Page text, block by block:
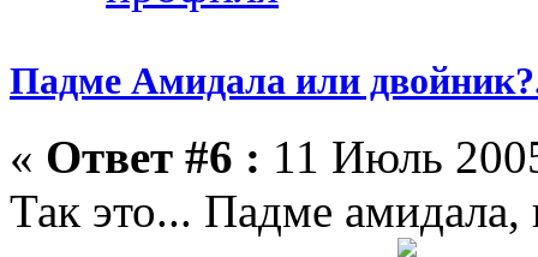
Падме Амидала или
« Ответ #6 : 11 Июль
Так это... Падме